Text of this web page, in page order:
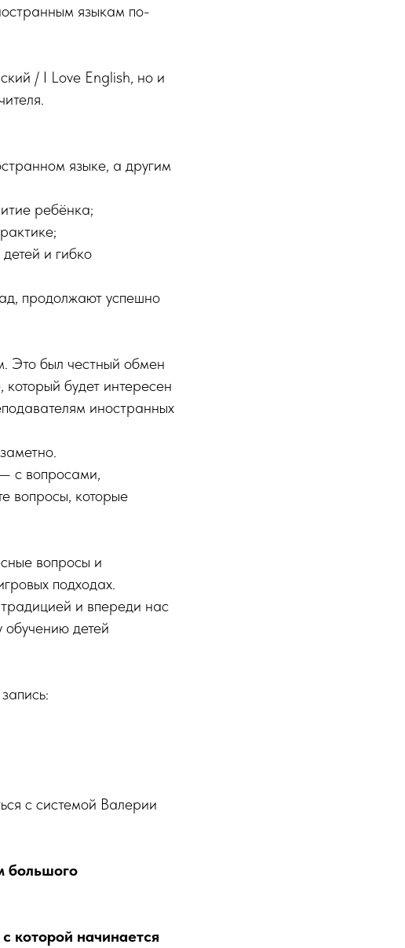
языкам по-
/ I Love English, но и
языке, а другим
ребёнка;
и гибко
продолжают успешно
Это был честный обмен
будет интересен
иностранных
с вопросами,
вопросы, которые
вопросы и
подходах.
и впереди нас
детей
с системой Валерии
большого
которой начинается